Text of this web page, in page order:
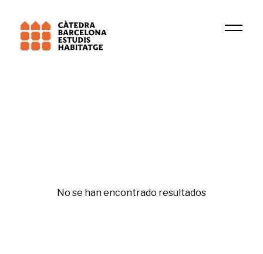
No se han encontrado resultados